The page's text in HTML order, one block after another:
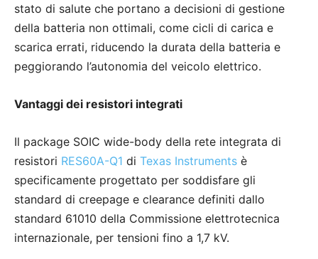
stato di salute che portano a decisioni di gestione
della batteria non ottimali, come cicli di carica e
scarica errati, riducendo la durata della batteria e
peggiorando l’autonomia del veicolo elettrico.
Vantaggi dei resistori integrati
Il package SOIC wide-body della rete integrata di
resistori RES60A-Q1 di Texas Instruments è
specificamente progettato per soddisfare gli
standard di creepage e clearance definiti dallo
standard 61010 della Commissione elettrotecnica
internazionale, per tensioni fino a 1,7 kV.